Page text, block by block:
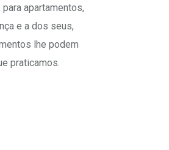
apartamentos,
e a dos seus,
lhe podem
praticamos.